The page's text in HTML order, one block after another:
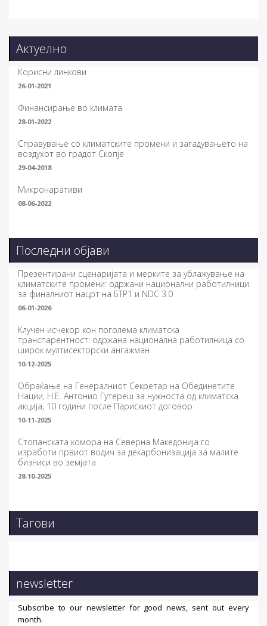
Актуелно
Корисни линкови
26-01-2021
Финансирање во климата
28-01-2022
Справување со климатските промени и загадувањето на
воздухот во градот Скопје
29-04-2018
Микронаративи
08-06-2022
Последни објави
Презентирани сценаријата и мерките за ублажување на
климатските промени: одржани национални работилници
за финалниот нацрт на БТР1 и NDC 3.0
06-01-2026
Клучен исчекор кон поголема климатска
транспарентност: одржана национална работилница со
широк мултисекторски ангажман
10-12-2025
Обраќање на Генералниот Секретар на Обединетите
Нации, Н.Е. Антонио Гутереш за нужноста од климатска
акција, 10 години после Парискиот договор
10-11-2025
Стопанската комора на Северна Македонија го
изработи првиот водич за декарбонизација за малите
бизниси во земјата
28-10-2025
Тагови
newsletter
Subscribe to our newsletter for good news, sent out every
month.